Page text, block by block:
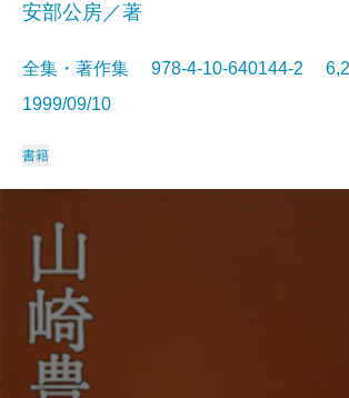
安部公房／著
全集・著作集 978-4-10-640144-2
1999/09/10
書籍